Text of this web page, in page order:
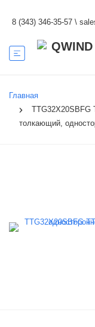
8 (343) 346-35-57 \
Главная
TTG32X20SBFG
толкающий,